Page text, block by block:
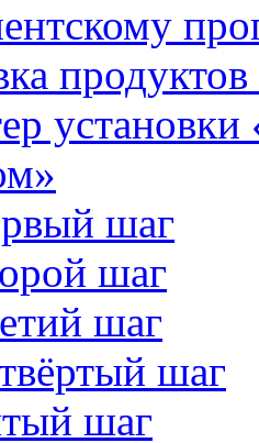
шаг
шаг
шаг
шаг
шаг